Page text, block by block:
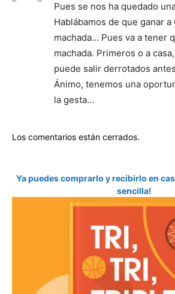
Pues se nos ha quedado
Hablábamos de que ganar a
machada… Pues va a tener
machada. Primeros o a
puede salir derrotados
Ánimo, tenemos una
la gesta…
Los comentarios están cerrados.
Ya puedes comprarlo y recibirlo en
sencilla!